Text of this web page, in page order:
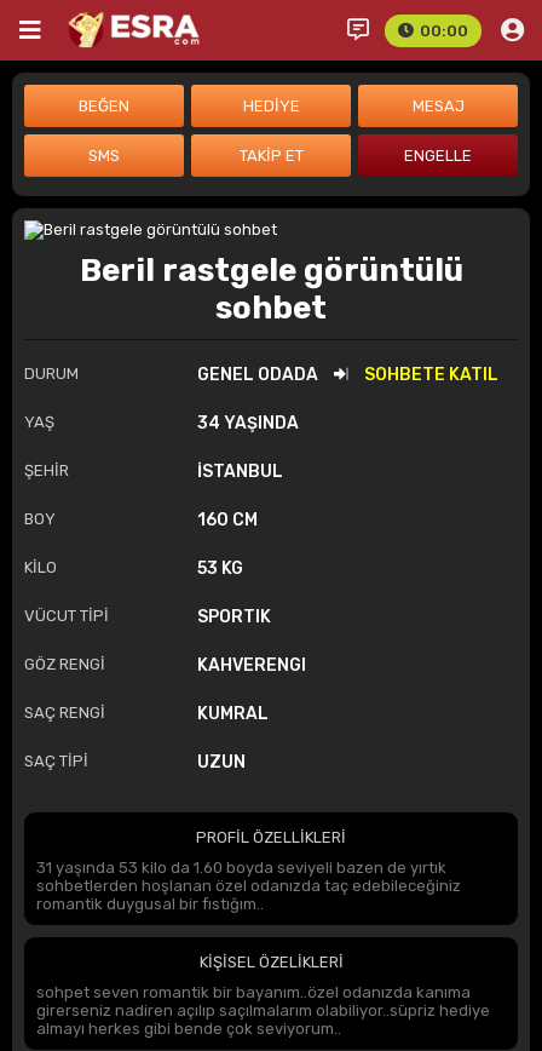
00:00
Beril rastgele görüntülü
sohbet
DURUM GENEL ODADA SOHBETE KATIL
YAŞ 34 YAŞINDA
ŞEHİR İSTANBUL
BOY 160 CM
KİLO 53 KG
VÜCUT TİPİ SPORTIK
GÖZ RENGİ KAHVERENGI
SAÇ RENGİ KUMRAL
SAÇ TİPİ UZUN
PROFİL ÖZELLİKLERİ
31 yaşında 53 kilo da 1.60 boyda seviyeli bazen de yırtık
sohbetlerden hoşlanan özel odanızda taç edebileceğiniz
romantik duygusal bir fıstığım..
KİŞİSEL ÖZELİKLERİ
sohpet seven romantik bir bayanım..özel odanızda kanıma
girerseniz nadiren açılıp saçılmalarım olabiliyor..süpriz hediye
almayı herkes gibi bende çok seviyorum..